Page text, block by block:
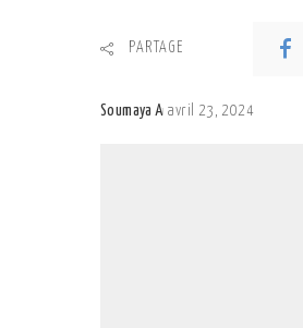
PARTAGE
Posted
Soumaya A avril 23, 2024